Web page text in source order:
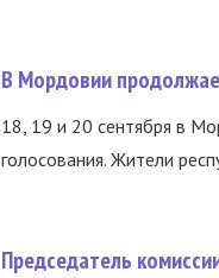
В Мордовии
18, 19 и 20 сентября в
голосования. Жители
Председатель